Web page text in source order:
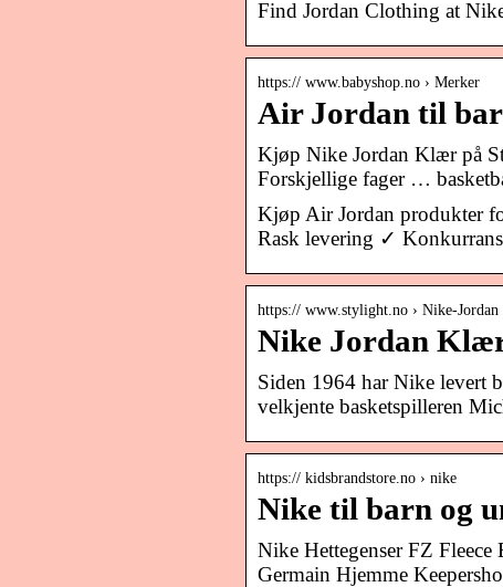
Find Jordan Clothing at
https:// www.babyshop.no › Merker
Air Jordan til
Kjøp Nike Jordan Klær på
Forskjellige fager …
Kjøp Air Jordan produkter
Rask levering ✓
https:// www.stylight.no › Nike-Jordan
Nike Jordan
Siden 1964 har Nike levert
velkjente basketspilleren
https:// kidsbrandstore.no › nike
Nike til barn og
Nike Hettegenser FZ
Germain Hjemme